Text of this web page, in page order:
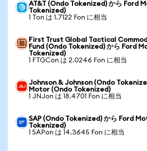
AT&T (Ondo Tokenized) から Ford
Tokenized)
1 Ton は 1.7122 Fon に相当
First Trust Global Tactical
Fund (Ondo Tokenized) から Ford
Tokenized)
1 FTGCon は 2.0246 Fon に相当
Johnson & Johnson (Ondo
Motor (Ondo Tokenized)
1 JNJon は 18.4701 Fon に相当
SAP (Ondo Tokenized) から Ford
Tokenized)
1 SAPon は 14.3645 Fon に相当